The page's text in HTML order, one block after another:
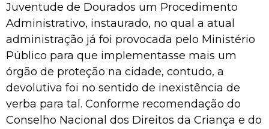
Juventude de Dourados um Procedimento
Administrativo, instaurado, no qual a atual
administração já foi provocada pelo Ministério
Público para que implementasse mais um
órgão de proteção na cidade, contudo, a
devolutiva foi no sentido de inexistência de
verba para tal. Conforme recomendação do
Conselho Nacional dos Direitos da Criança e do